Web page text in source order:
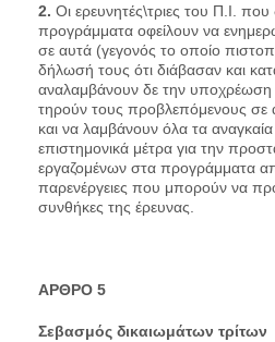
2. Οι ερευνητές\τριες του Π.Ι. που
προγράμματα οφείλουν να
σε αυτά (γεγονός το οποίο
δήλωσή τους ότι διάβασαν και
αναλαμβάνουν δε την υποχρέωση
τηρούν τους προβλεπόμενους σε
και να λαμβάνουν όλα τα
επιστημονικά μέτρα για την
εργαζομένων στα προγράμματα
παρενέργειες που μπορούν να
συνθήκες της έρευνας.
AΡΘΡΟ 5
Σεβασμός δικαιωμάτων τρίτων